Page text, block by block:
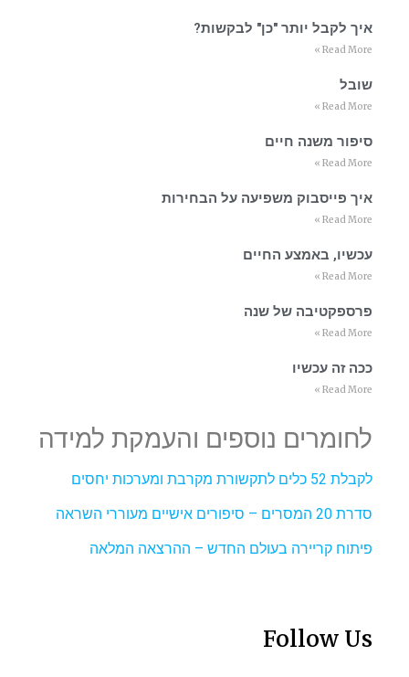
איך לקבל יותר "כן" לבקשות?
Read More »
שובל
Read More »
סיפור משנה חיים
Read More »
איך פייסבוק משפיעה על הבחירות
Read More »
עכשיו, באמצע החיים
Read More »
פרספקטיבה של שנה
Read More »
ככה זה עכשיו
Read More »
לחומרים נוספים והעמקת למידה
לקבלת 52 כלים לתקשורת מקרבת ומערכות יחסים
סדרת 20 המסרים – סיפורים אישיים מעוררי השראה
פיתוח קריירה בעולם החדש – ההרצאה המלאה
Follow Us